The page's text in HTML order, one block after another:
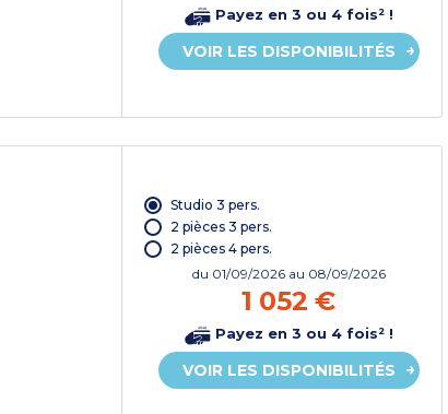
Payez en 3 ou 4 fois² !
VOIR LES DISPONIBILITÉS
Studio 3 pers.
2 pièces 3 pers.
2 pièces 4 pers.
du 01/09/2026 au 08/09/2026
1 052 €
Payez en 3 ou 4 fois² !
VOIR LES DISPONIBILITÉS